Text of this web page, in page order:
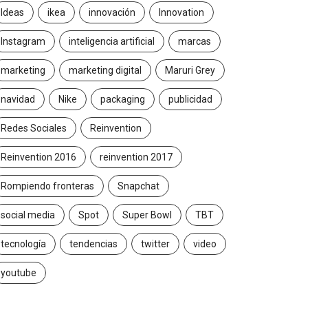
Ideas ikea innovación Innovation
Instagram inteligencia artificial marcas
marketing marketing digital Maruri Grey
navidad Nike packaging publicidad
Redes Sociales Reinvention
Reinvention 2016 reinvention 2017
Rompiendo fronteras Snapchat
social media Spot Super Bowl TBT
tecnología tendencias twitter video
youtube